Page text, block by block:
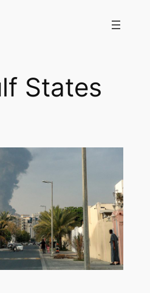
States